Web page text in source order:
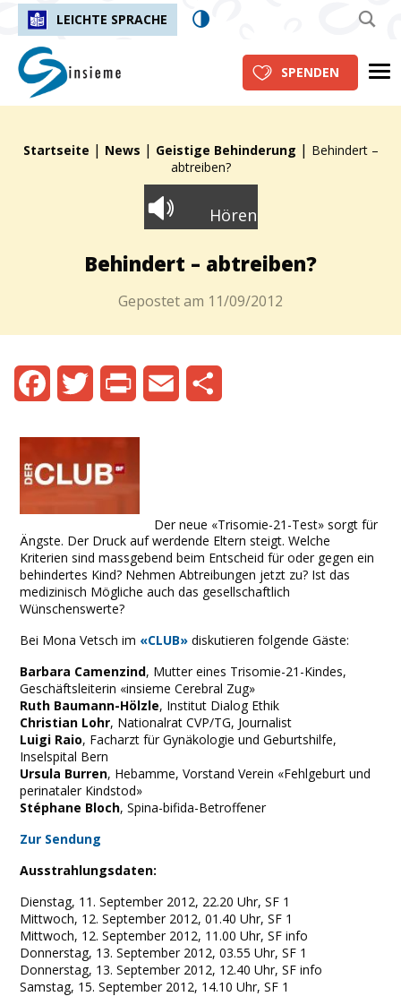
LEICHTE SPRACHE
insieme.ch
SPENDEN
Fil d'Ariane :
Startseite | News | Geistige Behinderung | Behindert –
abtreiben?
Hören
Behindert – abtreiben?
Gepostet am 11/09/2012
Der neue «Trisomie-21-Test» sorgt für
Ängste. Der Druck auf werdende Eltern steigt. Welche
Kriterien sind massgebend beim Entscheid für oder gegen ein
behindertes Kind? Nehmen Abtreibungen jetzt zu? Ist das
medizinisch Mögliche auch das gesellschaftlich
Wünschenswerte?
Bei Mona Vetsch im «CLUB» diskutieren folgende Gäste:
Barbara Camenzind, Mutter eines Trisomie-21-Kindes,
Geschäftsleiterin «insieme Cerebral Zug»
Ruth Baumann-Hölzle, Institut Dialog Ethik
Christian Lohr, Nationalrat CVP/TG, Journalist
Luigi Raio, Facharzt für Gynäkologie und Geburtshilfe,
Inselspital Bern
Ursula Burren, Hebamme, Vorstand Verein «Fehlgeburt und
perinataler Kindstod»
Stéphane Bloch, Spina-bifida-Betroffener
Zur Sendung
Ausstrahlungsdaten:
Dienstag, 11. September 2012, 22.20 Uhr, SF 1
Mittwoch, 12. September 2012, 01.40 Uhr, SF 1
Mittwoch, 12. September 2012, 11.00 Uhr, SF info
Donnerstag, 13. September 2012, 03.55 Uhr, SF 1
Donnerstag, 13. September 2012, 12.40 Uhr, SF info
Samstag, 15. September 2012, 14.10 Uhr, SF 1